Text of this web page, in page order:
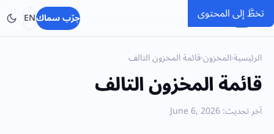
تخطَّ إلى المحتوى
SMACC جرّب سماكEN
الرئيسية›المخزون›قائمة المخزون التالف
قائمة المخزون التالف
آخر تحديث: June 6, 2026